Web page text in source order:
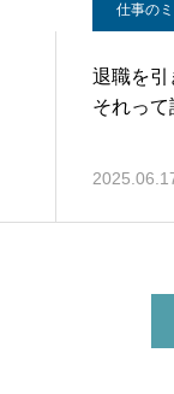
仕事の
退職を
それって